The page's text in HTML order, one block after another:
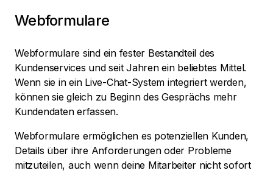
Webformulare
Webformulare sind ein fester Bestandteil des
Kundenservices und seit Jahren ein beliebtes Mittel.
Wenn sie in ein Live-Chat-System integriert werden,
können sie gleich zu Beginn des Gesprächs mehr
Kundendaten erfassen.
Webformulare ermöglichen es potenziellen Kunden,
Details über ihre Anforderungen oder Probleme
mitzuteilen, auch wenn deine Mitarbeiter nicht sofort